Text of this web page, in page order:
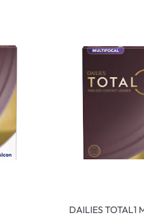
DAILIES TOTAL1